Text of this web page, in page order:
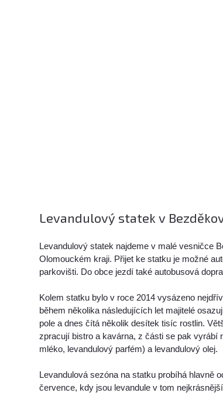
Levandulový statek v
Levandulový statek najdeme v malé vesničce
Olomouckém kraji. Přijet ke statku je možné
parkovišti. Do obce jezdí také autobusová
Kolem statku bylo v roce 2014 vysázeno
během několika následujících let majitelé
pole a dnes čítá několik desítek tisíc rostlin.
zpracují bistro a kavárna, z části se pak vyrábí
mléko, levandulový parfém) a levandulový olej.
Levandulová sezóna na statku probíhá hlavně
července, kdy jsou levandule v tom